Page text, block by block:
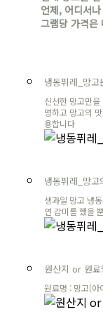
언제, 어디서
그램당 가격은
냉동퓌레_망고
신선한 망고만
명하고 망고의
용합니다
냉동퓌레_망고
생과일 망고 냉
연 감미를 했을
원산지 or 원료
원료명 : 망고(